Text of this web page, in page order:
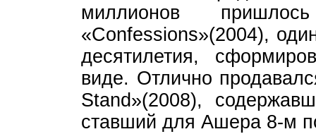
миллионов
«Confessions»(2004),
десятилетия,
виде. Отлично
Stand»(2008),
ставший для Ашера 8-м